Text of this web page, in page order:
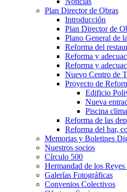
Plan Director de Obras
Introducción
Plan Director de
Plano General de
Reforma del
Reforma y
Reforma y
Nuevo Centro de
Proyecto de
Edificio
Nueva
Piscina
Reforma de las
Reforma del bar,
Memorias y Boletines
Nuestros socios
Círculo 500
Hermandad de los
Galerías Fotográficas
Convenios Colectivos